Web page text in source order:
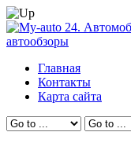
Главная
Контакты
Карта сайта